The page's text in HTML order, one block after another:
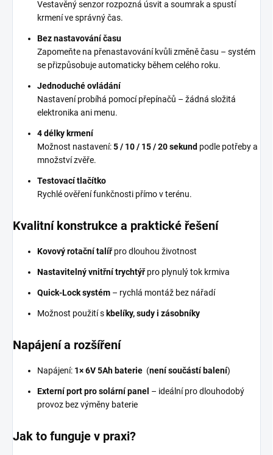
Vestavěný senzor rozpozná úsvit a soumrak a spustí
krmení ve správný čas.
Bez nastavování času
Zapomeňte na přenastavování kvůli změně času – systém
se přizpůsobuje automaticky během celého roku.
Jednoduché ovládání
Nastavení probíhá pomocí přepínačů – žádná složitá
elektronika ani menu.
4 délky krmení
Možnost nastavení:5 / 10 / 15 / 20 sekund podle potřeby a
množství zvěře.
Testovací tlačítko
Rychlé ověření funkčnosti přímo v terénu.
Kvalitní konstrukce a praktické řešení
Kovový rotační talířpro dlouhou životnost
Nastavitelný vnitřní trychtýřpro plynulý tok krmiva
Quick-Lock systém – rychlá montáž bez nářadí
Možnost použití s kbelíky, sudy i zásobníky
Napájení a rozšíření
Napájení: 1× 6V 5Ah baterie (není součástí balení)
Externí port pro solární panel – ideální pro dlouhodobý
provoz bez výměny baterie
Jak to funguje v praxi?